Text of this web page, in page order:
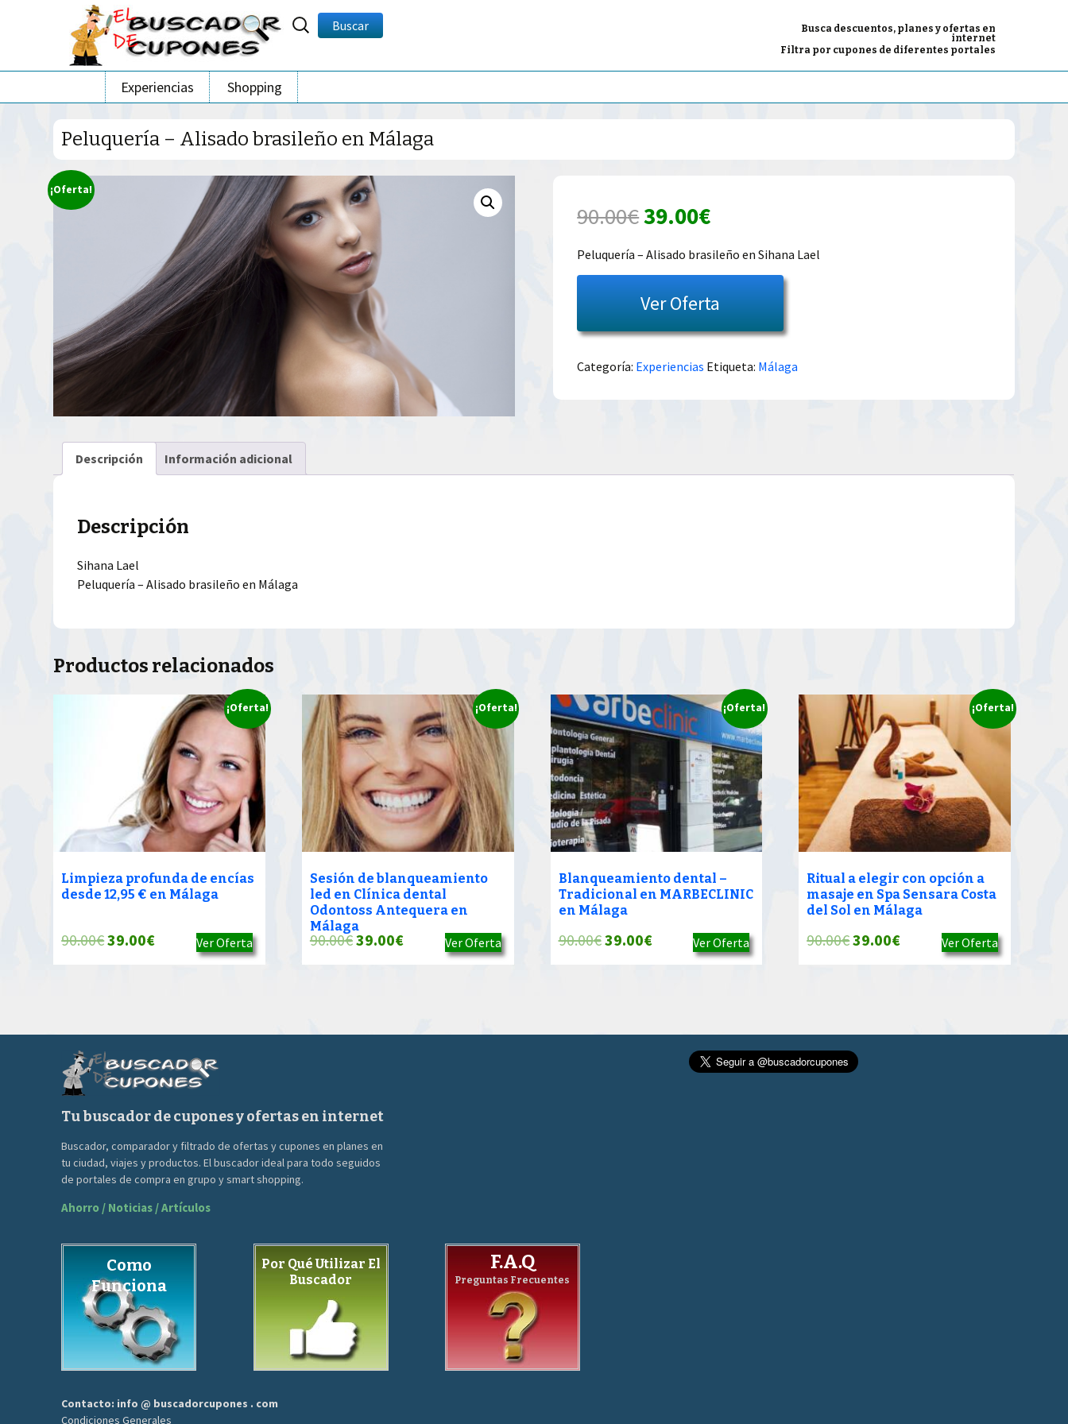
Busca descuentos, planes y ofertas en
internet
Filtra por cupones de diferentes portales
Buscar
por:
Buscar
Ir
al
contenido
Experiencias Shopping
Peluquería – Alisado brasileño en Málaga
¡Oferta!
90.00€El
precio
original
era:
39.00€El
precio
actual
es:
Peluquería – Alisado brasileño en Sihana Lael
Ver Oferta
Categoría: Experiencias Etiqueta: Málaga
Descripción Información adicional
Descripción
Sihana Lael
Peluquería – Alisado brasileño en Málaga
Productos relacionados
¡Oferta!
Limpieza profunda de encías
desde 12,95 € en Málaga
90.00€El
90.00€.
39.00€El
39.00€.
Ver Oferta
¡Oferta!
Sesión de blanqueamiento
led en Clínica dental
Odontoss Antequera en
Málaga
90.00€El
precio
90.00€.
39.00€El
39.00€.
Ver Oferta
¡Oferta!
Blanqueamiento dental –
Tradicional en MARBECLINIC
en Málaga
90.00€El
90.00€.
39.00€El
39.00€.
Ver Oferta
¡Oferta!
Ritual a elegir con opción a
masaje en Spa Sensara Costa
del Sol en Málaga
90.00€El
90.00€.
39.00€El
precio
39.00€.
Ver Oferta
Tu buscador de cupones y ofertas en internet
Buscador, comparador y filtrado de ofertas y cupones en planes en
tu ciudad, viajes y productos. El buscador ideal para todo seguidos
de portales de compra en grupo y smart shopping.
Ahorro / Noticias / Artículos
Como
Funciona
Por Qué Utilizar El
Buscador
F.A.Q
Preguntas Frecuentes
Contacto: info @ buscadorcupones . com
Condiciones Generales